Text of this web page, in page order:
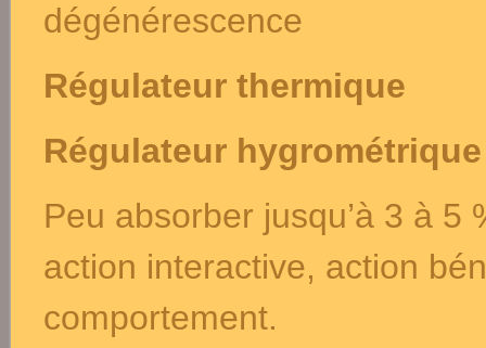
dégénérescence
Régulateur thermique
Régulateur hygrométrique
Peu absorber jusqu’à 3 à 5
action interactive, action
comportement.